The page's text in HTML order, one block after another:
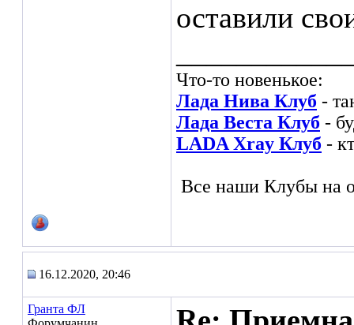
оставили
Что-то новенькое:
Лада Нива Клуб -
Лада Веста Клуб -
LADA Xray Клуб -
Все наши Клубы на
16.12.2020, 20:46
Гранта ФЛ